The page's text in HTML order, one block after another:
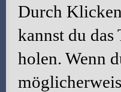
Durch
kannst du das
holen. Wenn